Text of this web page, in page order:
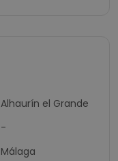
Alhaurín el Grande
-
Málaga